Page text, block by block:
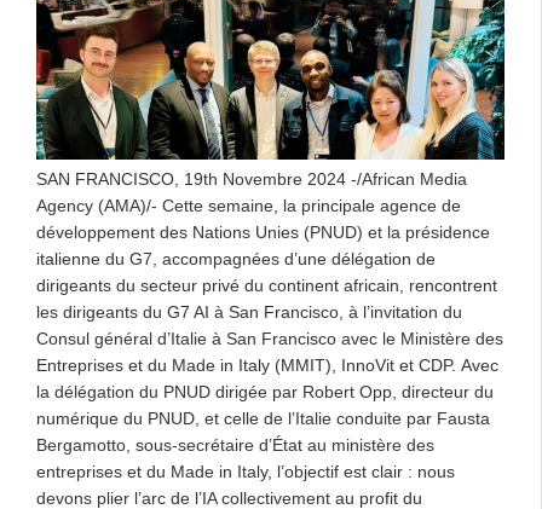
SAN FRANCISCO, 19th Novembre 2024 -/African Media
Agency (AMA)/- Cette semaine, la principale agence de
développement des Nations Unies (PNUD) et la présidence
italienne du G7, accompagnées d’une délégation de
dirigeants du secteur privé du continent africain, rencontrent
les dirigeants du G7 AI à San Francisco, à l’invitation du
Consul général d’Italie à San Francisco avec le Ministère des
Entreprises et du Made in Italy (MMIT), InnoVit et CDP. Avec
la délégation du PNUD dirigée par Robert Opp, directeur du
numérique du PNUD, et celle de l’Italie conduite par Fausta
Bergamotto, sous-secrétaire d’État au ministère des
entreprises et du Made in Italy, l’objectif est clair : nous
devons plier l’arc de l’IA collectivement au profit du